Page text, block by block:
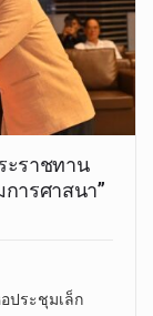
ะราชทาน
การศาสนา”
ประชุมเล็ก